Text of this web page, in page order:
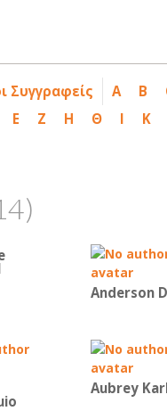
Συγγραφείς A B
Ε Ζ Η Θ Ι Κ
Anderson
Aubrey